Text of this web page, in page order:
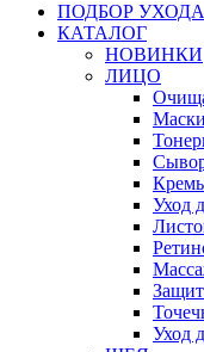
ПОДБОР УХОДА
КАТАЛОГ
НОВИНКИ
ЛИЦО
Уход
Уход